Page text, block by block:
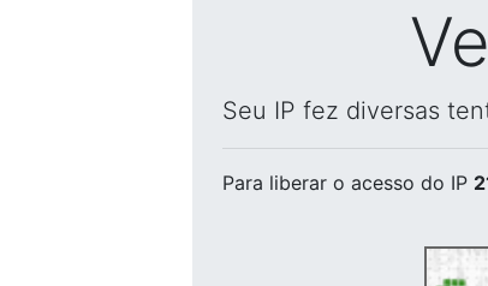
Seu IP fez diversas
Para liberar o acesso do IP